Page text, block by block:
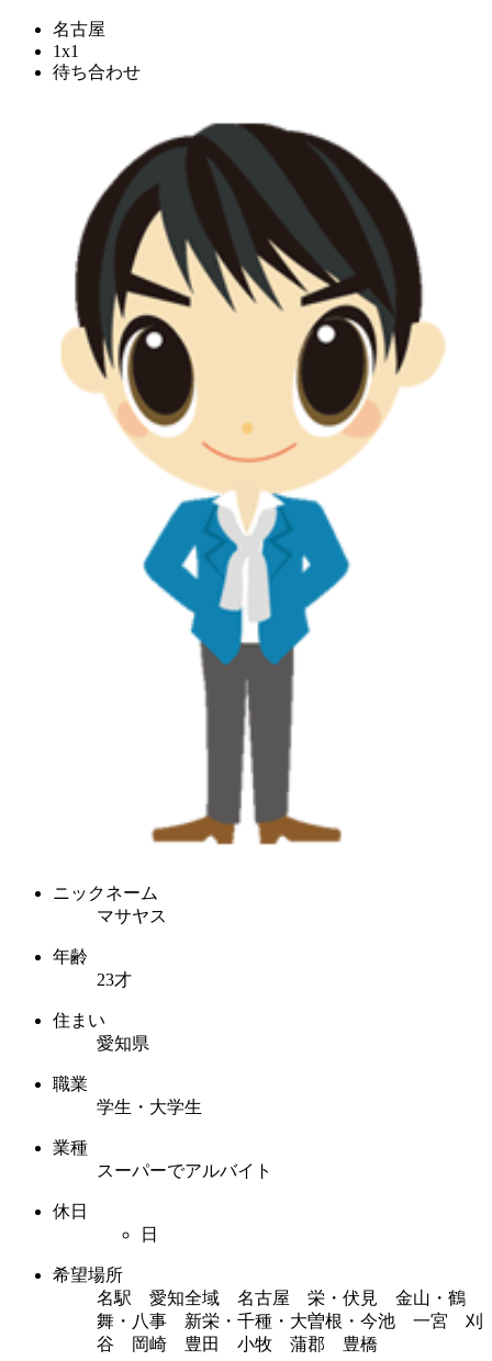
名古屋
1x1
待ち合わせ
ニックネーム
マサヤス
年齢
23才
住まい
愛知県
職業
学生・大学生
業種
スーパーでアルバイト
休日
日
希望場所
名駅 愛知全域 名古屋 栄・伏見 金山・鶴
舞・八事 新栄・千種・大曽根・今池 一宮 刈
谷 岡崎 豊田 小牧 蒲郡 豊橋